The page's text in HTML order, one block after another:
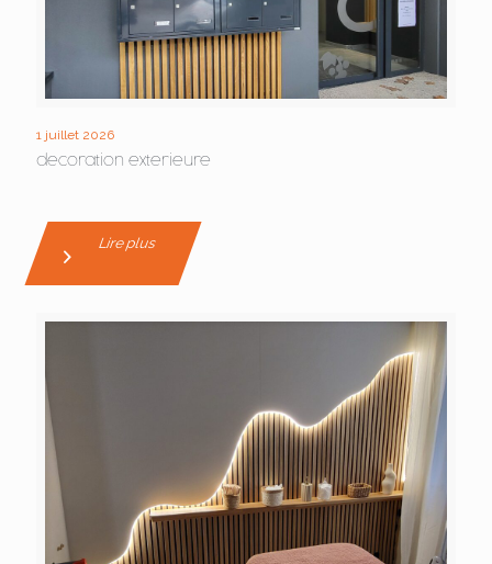
1 juillet 2026
decoration exterieure
Lire plus